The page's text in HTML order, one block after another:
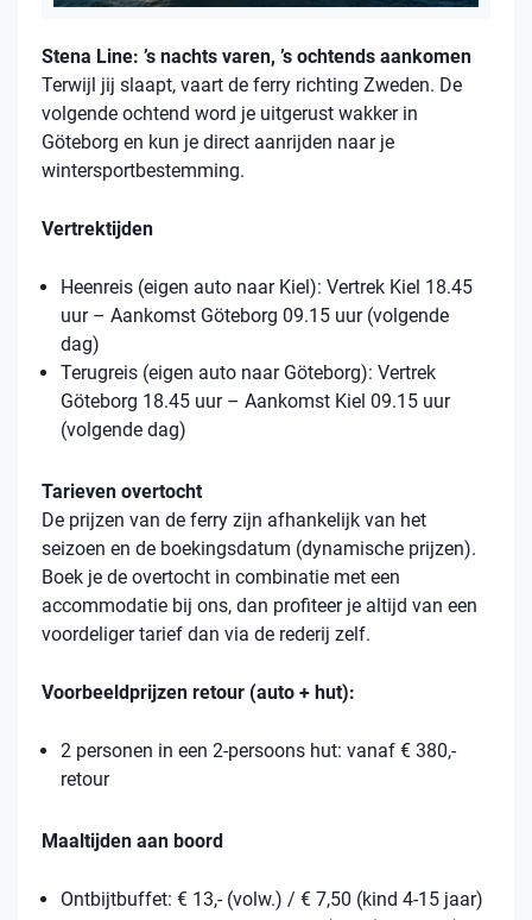
Stena Line: ’s nachts varen, ’s ochtends aankomen
Terwijl jij slaapt, vaart de ferry richting Zweden. De
volgende ochtend word je uitgerust wakker in
Göteborg en kun je direct aanrijden naar je
wintersportbestemming.
Vertrektijden
Heenreis (eigen auto naar Kiel): Vertrek Kiel 18.45
uur – Aankomst Göteborg 09.15 uur (volgende
dag)
Terugreis (eigen auto naar Göteborg): Vertrek
Göteborg 18.45 uur – Aankomst Kiel 09.15 uur
(volgende dag)
Tarieven overtocht
De prijzen van de ferry zijn afhankelijk van het
seizoen en de boekingsdatum (dynamische prijzen).
Boek je de overtocht in combinatie met een
accommodatie bij ons, dan profiteer je altijd van een
voordeliger tarief dan via de rederij zelf.
Voorbeeldprijzen retour (auto + hut):
2 personen in een 2-persoons hut: vanaf € 380,-
retour
Maaltijden aan boord
Ontbijtbuffet: € 13,- (volw.) / € 7,50 (kind 4-15 jaar)